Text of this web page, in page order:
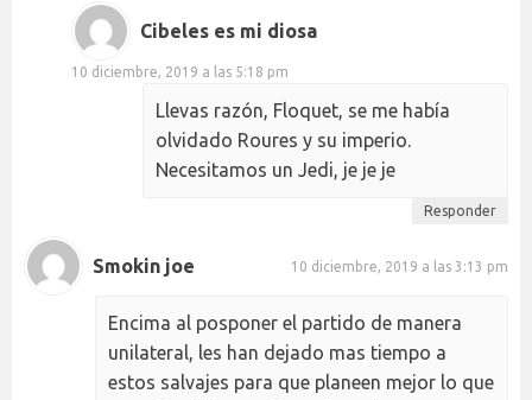
Cibeles es mi diosa
10 diciembre, 2019 a las 5:18 pm
Llevas razón, Floquet, se me había
olvidado Roures y su imperio.
Necesitamos un Jedi, je je je
Responder
Smokin joe 10 diciembre, 2019 a las 3:13 pm
Encima al posponer el partido de manera
unilateral, les han dejado mas tiempo a
estos salvajes para que planeen mejor lo que